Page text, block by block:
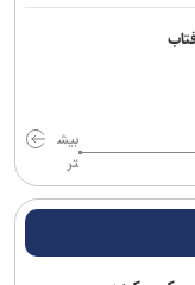
هشدار دوباره به
انسداد مسیر جنوب به شمال چالوس و آزادراه تهران–شمال از ساعت ۱۴
بدون مداخلات جوی و
بیش
تر